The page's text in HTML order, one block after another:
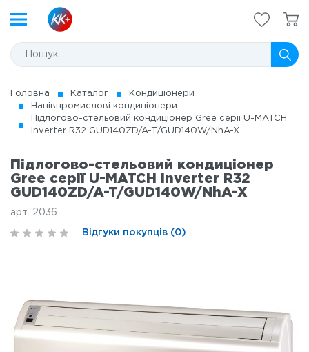
Головна Каталог
Кондиціонери
Напівпромислові кондиціонери
Підлогово-стельовий кондиціонер Gree серії U-MATCH
Inverter R32 GUD140ZD/A-T/GUD140W/NhA-X
Підлогово-стельовий кондиціонер
Gree серії U-MATCH Inverter R32
GUD140ZD/A-T/GUD140W/NhA-X
арт. 2036
Відгуки покупців (0)